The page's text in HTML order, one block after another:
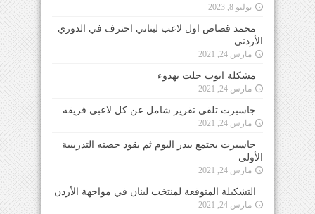
يوليو 8, 2023
محمد قصاص اول لاعب لبناني احترف في الدوري
الأردني
مارس 24, 2021
مشكلة ايوب حلت بهدوء
مارس 24, 2021
جاسبرت تلقى تقرير شامل عن كل لاعبي فريقه
مارس 24, 2021
جاسبرت يجتمع ببدر اليوم ثم يقود حصته التدريبية
الأولى
مارس 24, 2021
التشكيلة المتوقعة لمنتخب لبنان في مواجهة الأردن
مارس 24, 2021